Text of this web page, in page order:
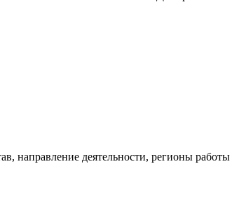
направление деятельности, регионы